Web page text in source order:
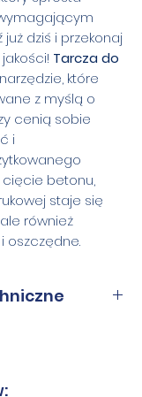
dziś i przekonaj
Tarcza do
które
z myślą o
cenią sobie
i
cięcie betonu,
staje się
również
oszczędne.